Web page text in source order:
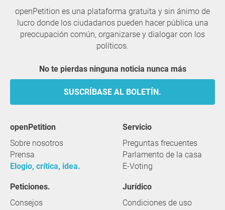
openPetition es una plataforma gratuita y sin ánimo de
lucro donde los ciudadanos pueden hacer pública una
preocupación común, organizarse y dialogar con los
políticos.
No te pierdas ninguna noticia nunca más
SUSCRÍBASE AL BOLETÍN.
openPetition
Sobre nosotros
Prensa
Elogio, crítica, idea.
servicio
Preguntas frecuentes
Parlamento de la casa
E-Voting
Peticiones.
Consejos
Jurídico
Condiciones de uso